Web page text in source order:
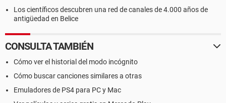
Los científicos descubren una red de canales de 4.000 años de
antigüedad en Belice
CONSULTA TAMBIÉN
Cómo ver el historial del modo incógnito
Cómo buscar canciones similares a otras
Emuladores de PS4 para PC y Mac